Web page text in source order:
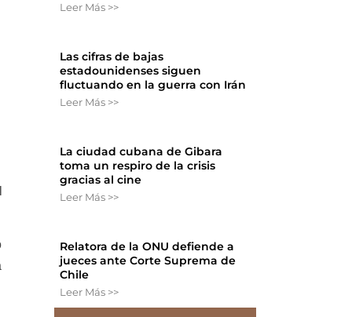
Leer Más >>
Las cifras de bajas
estadounidenses siguen
fluctuando en la guerra con Irán
Leer Más >>
La ciudad cubana de Gibara
toma un respiro de la crisis
gracias al cine
Leer Más >>
Relatora de la ONU defiende a
jueces ante Corte Suprema de
Chile
Leer Más >>